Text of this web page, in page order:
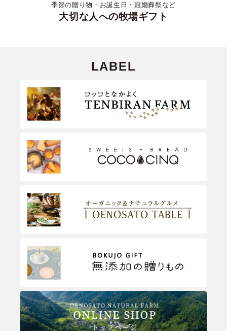
季節の贈り物・お誕生日・冠婚葬祭など
大切な人への牧場ギフト
LABEL